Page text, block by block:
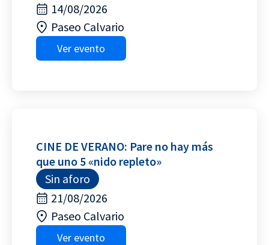
14/08/2026
Paseo Calvario
Ver evento
CINE DE VERANO: Pare no hay más
que uno 5 «nido repleto»
Sin aforo
21/08/2026
Paseo Calvario
Ver evento